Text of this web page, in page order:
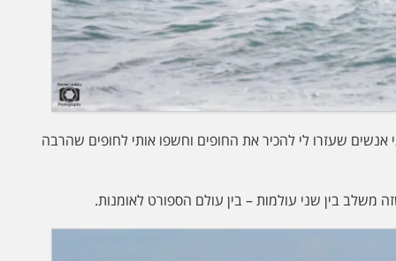
שעזרו לי להכיר את החופים וחשפו אותי לחופים שהרבה
משלב בין שני עולמות – בין עולם הספורט לאומנות.